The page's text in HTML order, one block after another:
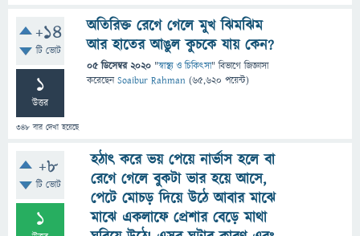
+14
টি ভোট
1
উত্তর
348 বার দেখা হয়েছে
অতিরিক্ত রেগে গেলে মুখ ঝিমঝিম
আর হাতের আঙুল কুচকে যায় কেন?
05 ডিসেম্বর 2020 "স্বাস্থ্য ও চিকিৎসা" বিভাগে জিজ্ঞাসা
করেছেনSoaibur Rahman (65,620 পয়েন্ট)
+8
টি ভোট
1
হঠাৎ করে ভয় পেয়ে নার্ভাস হলে বা
রেগে গেলে বুকটা ভার হয়ে আসে,
পেটে মোচড় দিয়ে উঠে আবার মাঝে
মাঝে একলাফে প্রেশার বেড়ে মাথা